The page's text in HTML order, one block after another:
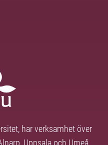
har verksamhet över
Uppsala och Umeå.